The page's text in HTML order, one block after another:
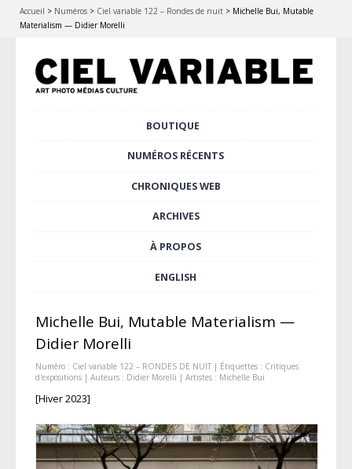
Accueil > Numéros > Ciel variable 122 – Rondes de nuit > Michelle Bui, Mutable
Materialism — Didier Morelli
BOUTIQUE
NUMÉROS RÉCENTS
CHRONIQUES WEB
ARCHIVES
À PROPOS
ENGLISH
Michelle Bui, Mutable Materialism —
Didier Morelli
Numéro : Ciel variable 122 – RONDES DE NUIT| Étiquettes : Critiques
d'expositions| Auteurs : Didier Morelli | Artistes : Michelle Bui
[Hiver 2023]